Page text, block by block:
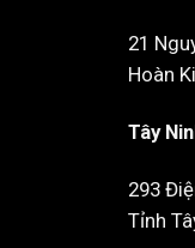
21
Hoàn
Tây
293
Tỉnh